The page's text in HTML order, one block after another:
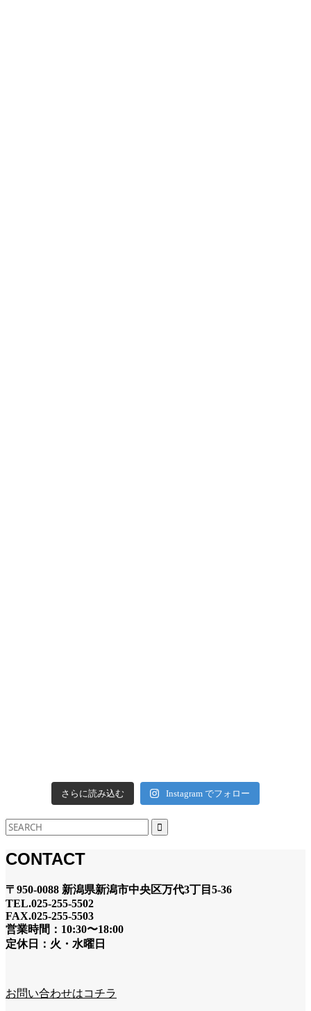
さらに読み込む Instagram でフォロー
CONTACT
〒950-0088 新潟県新潟市中央区万代3丁目5-36
TEL.025-255-5502
FAX.025-255-5503
営業時間：10:30〜18:00
定休日：火・水曜日
お問い合わせはコチラ